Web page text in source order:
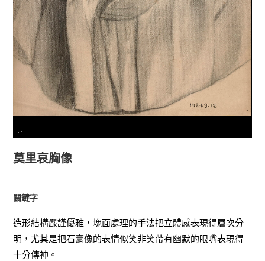
莫里哀胸像
關鍵字
造形結構嚴謹優雅，塊面處理的手法把立體感表現得層次分
明，尤其是把石膏像的表情似笑非笑帶有幽默的眼嘴表現得
十分傳神。